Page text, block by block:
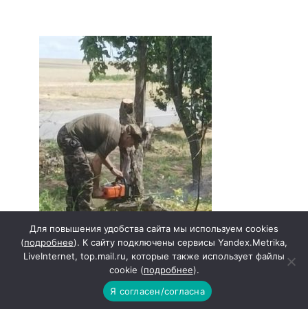
Последствия стихии в городе и
районе устраняются
Для повышения удобства сайта мы используем cookies
(подробнее). К сайту подключены сервисы Yandex.Metrika,
LiveInternet, top.mail.ru, которые также использует файлы
cookie (подробнее).
Я согласен/согласна